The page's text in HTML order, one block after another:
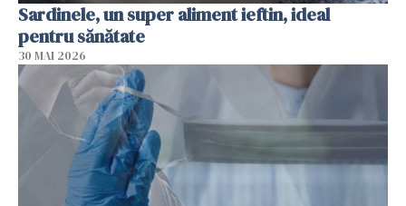
Sardinele, un super aliment ieftin, ideal
pentru sănătate
30 MAI 2026